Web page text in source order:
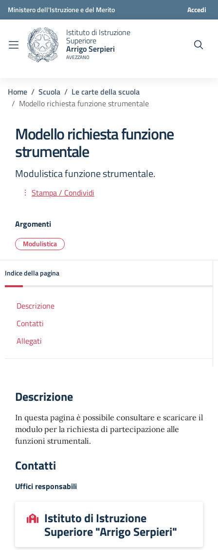
Ministero dell'Istruzione e del Merito Accedi
Istituto di Istruzione
Superiore
Arrigo Serpieri
AVEZZANO
Home Scuola
Le carte della scuola
Modello richiesta funzione strumentale
Modello richiesta funzione
strumentale
Modulistica funzione strumentale.
Stampa / Condividi
Argomenti
Modulistica
Indice della pagina
Descrizione
Contatti
Allegati
Descrizione
In questa pagina è possibile consultare e scaricare il
modulo per la richiesta di partecipazione alle
funzioni strumentali.
Contatti
Uffici responsabili
Istituto di Istruzione
Superiore "Arrigo Serpieri"